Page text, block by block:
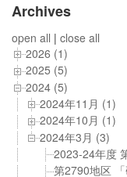
Archives
open all | close all
2026 (1)
2025 (5)
2024 (5)
2024年11月 (1)
2024年10月 (1)
2024年3月 (3)
2023-24年度
第2790地区 「